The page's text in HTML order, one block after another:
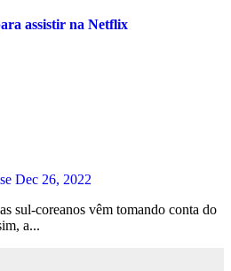
assistir na Netflix
Dec 26, 2022
a...